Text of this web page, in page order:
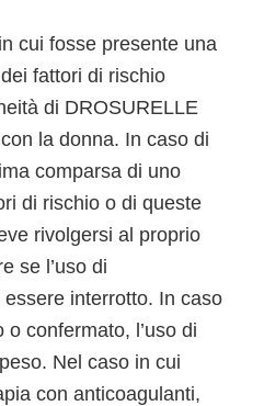
cui fosse presente una
fattori di rischio
di DROSURELLE
la donna. In caso di
comparsa di uno
di rischio o di queste
rivolgersi al proprio
se l’uso di
interrotto. In caso
confermato, l’uso di
Nel caso in cui
con anticoagulanti,